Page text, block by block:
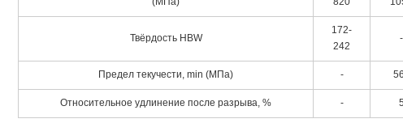
Твёрдость HBW
172-
242
-
Предел текучести, min (МПа) -
Относительное удлинение после разрыва, % - 5